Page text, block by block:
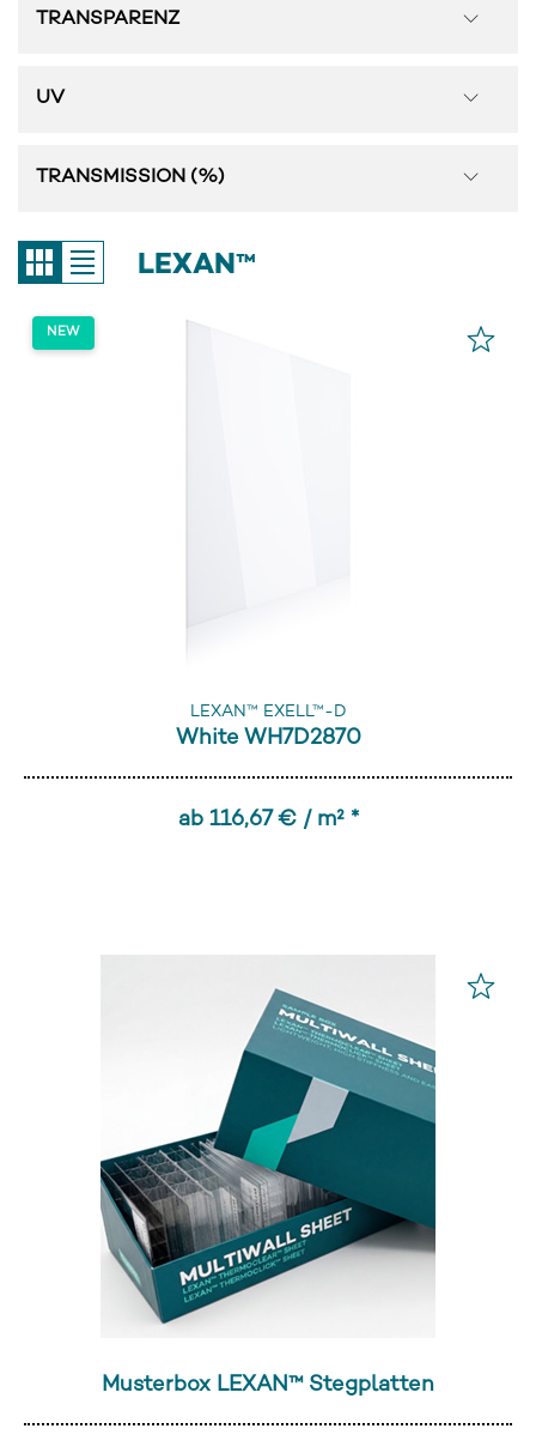
TRANSPARENZ
UV
TRANSMISSION (%)
LEXAN™
LEXAN™ EXELL™-D
White WH7D2870
ab 116,67 € / m² *
Musterbox LEXAN™ Stegplatten